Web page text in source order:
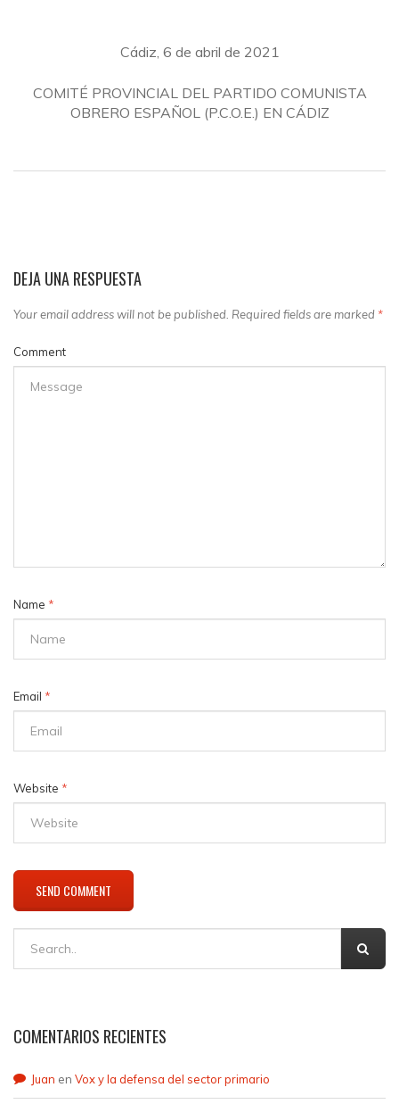
Cádiz, 6 de abril de 2021
COMITÉ PROVINCIAL DEL PARTIDO COMUNISTA
OBRERO ESPAÑOL (P.C.O.E.) EN CÁDIZ
DEJA UNA RESPUESTA
Your email address will not be published. Required fields are marked *
Comment
Name *
Email *
Website *
COMENTARIOS RECIENTES
Juan en Vox y la defensa del sector primario